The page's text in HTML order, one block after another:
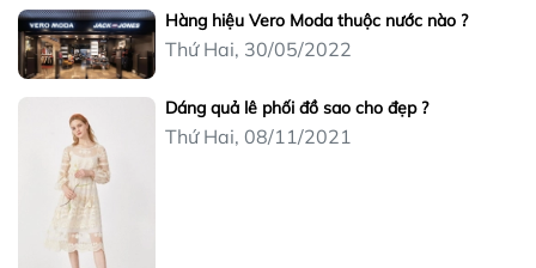
Hàng hiệu Vero Moda thuộc nước nào ?
Thứ Hai, 30/05/2022
Dáng quả lê phối đồ sao cho đẹp ?
Thứ Hai, 08/11/2021